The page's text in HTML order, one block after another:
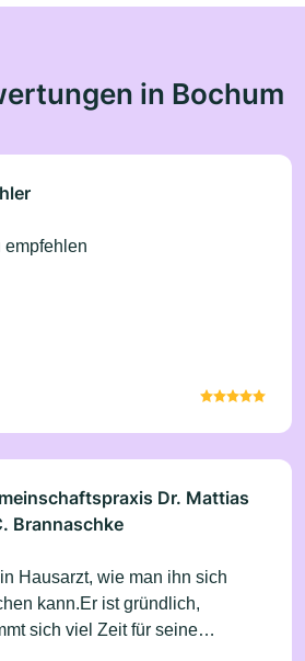
in Bochum
empfehlen
Dr. Mattias
Brannaschke
Hausarzt, wie man ihn sich
kann.Er ist gründlich,
sich viel Zeit für seine